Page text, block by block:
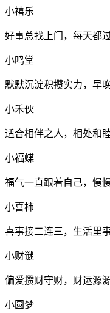
小禧乐
好事总找上门，每天都
小鸣堂
默默沉淀积攒实力，早
小禾伙
适合相伴之人，相处和
小福蝶
福气一直跟着自己，慢
小喜柿
喜事接二连三，生活里
小财谜
偏爱攒财守财，财运源
小圆梦